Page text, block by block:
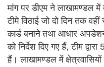
मांग पर डीएम ने लाखामण्डल में
टीमे विठाई जो दो दिन तक
कार्ड बनाने तथा आधार
को निर्देश दिए गए हैं, टीम
हैं। लाखामण्डल में